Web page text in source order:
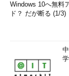
Windows 10へ無料
ド？ だが断る (1/3)